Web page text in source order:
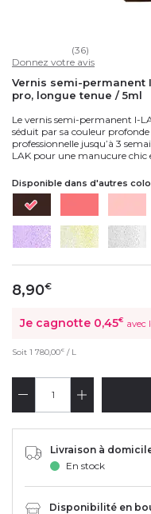
(36)
Donnez votre avis
Vernis semi-permanent
pro, longue tenue / 5ml
Le vernis semi-permanent I-
séduit par sa couleur
professionnelle jusqu’à 3
LAK pour une manucure chic
Disponible dans d'autres
8,90€
Je cagnotte 0,45€ avec
Soit 1 780,00€ / L
Livraison à
En stock
Disponibilité en